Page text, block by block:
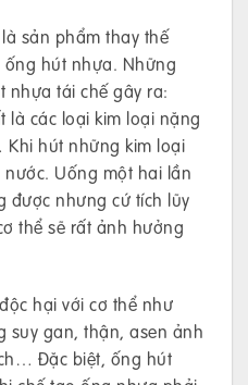
là sản phẩm thay thế
hút nhựa. Những
nhựa tái chế gây ra:
là các loại kim loại nặng
hút những kim loại
Uống một hai lần
được nhưng cứ tích lũy
thể sẽ rất ảnh hưởng
hại với cơ thể như
suy gan, thận, asen ảnh
Đặc biệt, ống hút